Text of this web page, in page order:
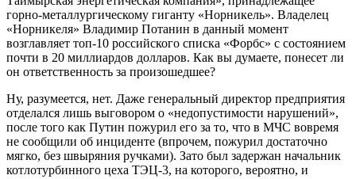
горно-металлургическому гиганту «Норникель». Владелец
«Норникеля» Владимир Потанин в данный момент
возглавляет топ-10 российского списка «Форбс» с состоянием
почти в 20 миллиардов долларов. Как вы думаете, понесет ли
он ответственность за произошедшее?
Ну, разумеется, нет. Даже генеральный директор предприятия
отделался лишь выговором о «недопустимости нарушений»,
после того как Путин пожурил его за то, что в МЧС вовремя
не сообщили об инциденте (впрочем, пожурил достаточно
мягко, без швыряния ручками). Зато был задержан начальник
котлотурбинного цеха ТЭЦ-3, на которого, вероятно, и